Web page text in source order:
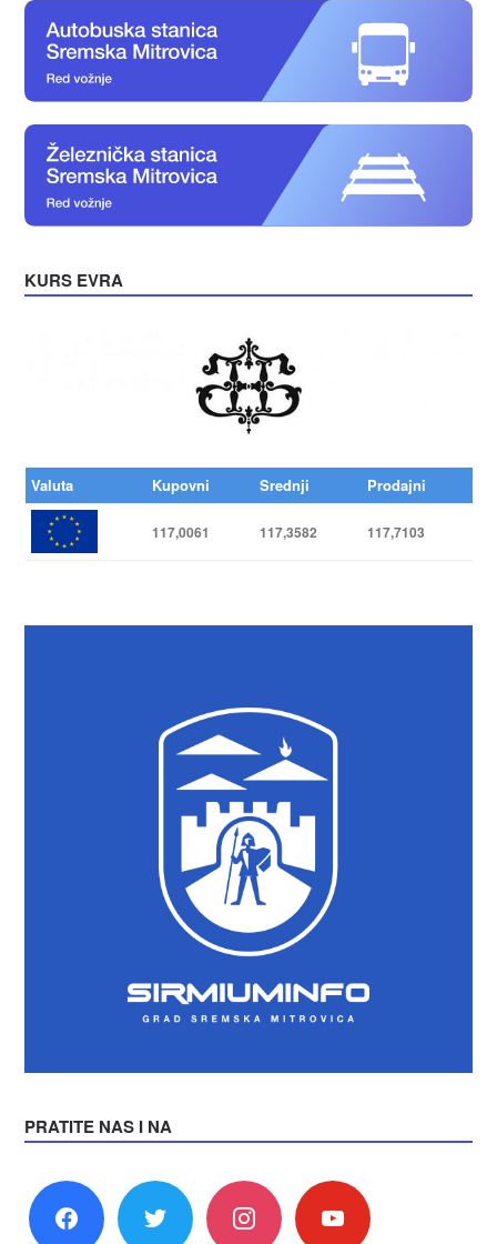
KURS EVRA
Valuta Kupovni Srednji Prodajni
117,0061 117,3582 117,7103
PRATITE NAS I NA
facebook twitter instagram youtube